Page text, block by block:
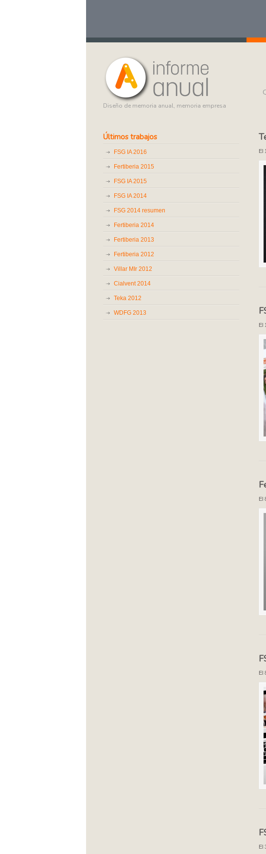
Diseño de memoria anual, memoria empresa
El
El
El
El
El
Últimos trabajos
FSG IA 2016
Fertiberia 2015
FSG IA 2015
FSG IA 2014
FSG 2014 resumen
Fertiberia 2014
Fertiberia 2013
Fertiberia 2012
Villar MIr 2012
Cialvent 2014
Teka 2012
WDFG 2013